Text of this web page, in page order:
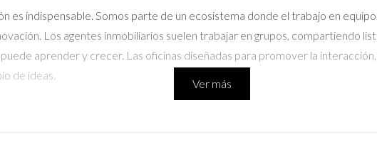
es indispensable. Somos parte de un ecosistema donde el trabajo en
Los agentes inmobiliarios suelen trabajar en grupos, compartiendo
aprender y crecer. Las oficinas diseñadas para promover la
de ideas.
Ver más